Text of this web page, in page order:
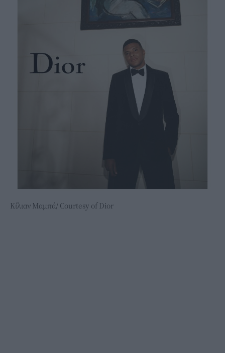
Κίλιαν Μαμπά/ Courtesy of Dior